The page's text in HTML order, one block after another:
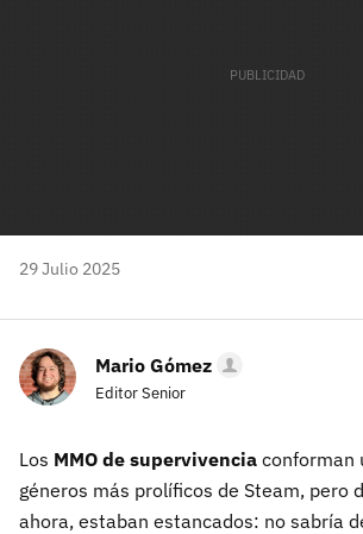
29 Julio 2025
Mario Gómez
Editor Senior
Los MMO de supervivencia conforman
géneros más prolíficos de Steam, pero
ahora, estaban estancados: no sabría